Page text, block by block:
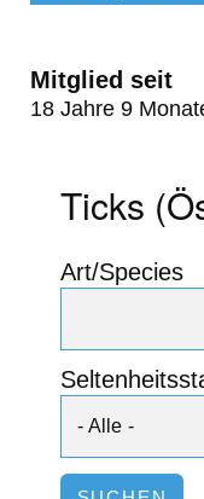
Mitglied seit
18 Jahre 9
Ticks
Art/Species